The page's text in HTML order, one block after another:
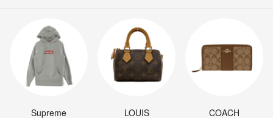
Supreme
LOUIS
COACH